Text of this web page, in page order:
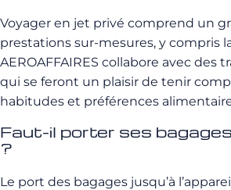
Voyager en jet privé comprend un
prestations sur-mesures, y compris
AEROAFFAIRES collabore avec des
qui se feront un plaisir de tenir
habitudes et préférences
Faut-il porter ses
?
Le port des bagages jusqu’à